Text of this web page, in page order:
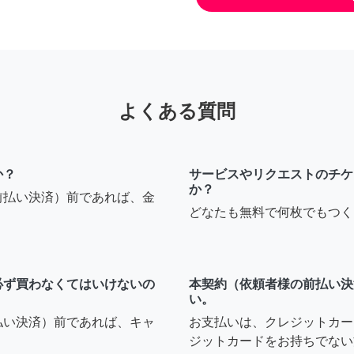
よくある質問
い決済）前であれば、金
サービスやリクエストのチ
か？
どなたも無料で何枚でもつ
買わなくてはいけないの
決済）前であれば、キャ
本契約（依頼者様の前払い
い。
お支払いは、クレジットカ
ジットカードをお持ちでな